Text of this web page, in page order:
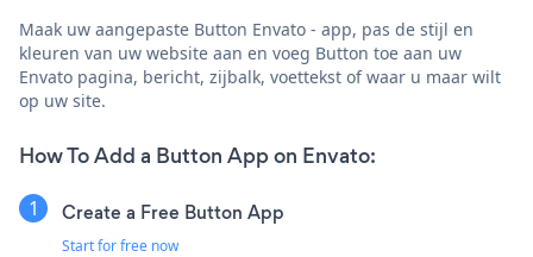
Maak uw aangepaste Button Envato - app, pas de stijl en
kleuren van uw website aan en voeg Button toe aan uw
Envato pagina, bericht, zijbalk, voettekst of waar u maar wilt
op uw site.
How To Add a Button App on Envato:
Create a Free Button App
Start for free now